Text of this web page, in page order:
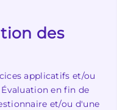
des
applicatifs et/ou
en fin de
et/ou d'une